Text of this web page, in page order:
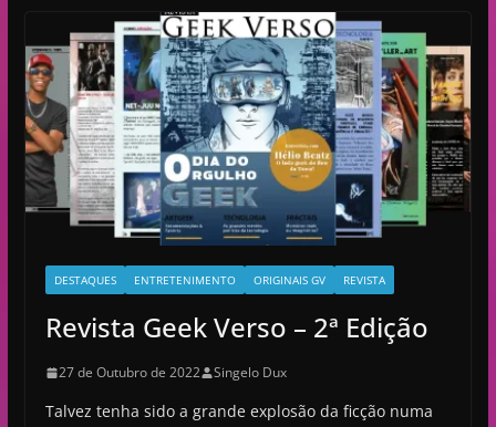
DESTAQUES ENTRETENIMENTO ORIGINAIS GV REVISTA
Revista Geek Verso – 2ª Edição
27 de Outubro de 2022 Singelo Dux
Talvez tenha sido a grande explosão da ficção numa